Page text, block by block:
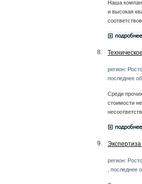
Наша
и высокая
8.
регион:
последнее
Среди
стоимости
9.
регион:
, последнее